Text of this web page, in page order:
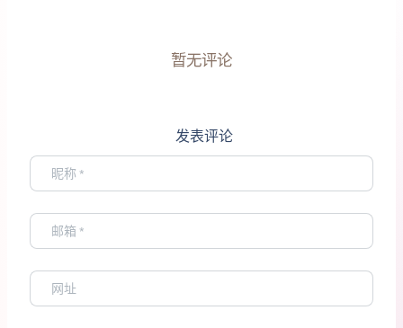
暂无评论
发表评论